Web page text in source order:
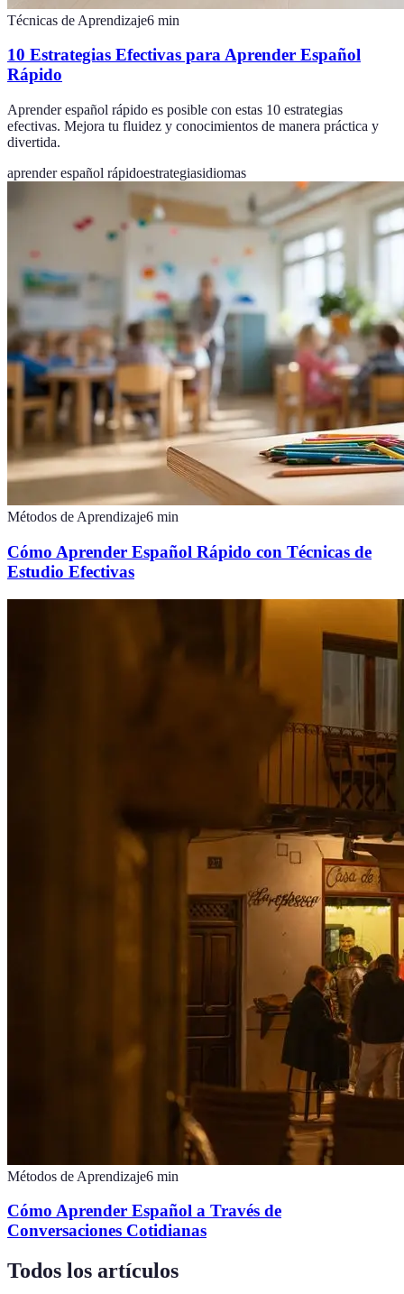
Técnicas de Aprendizaje6 min
10 Estrategias Efectivas para Aprender Español
Rápido
Aprender español rápido es posible con estas 10 estrategias
efectivas. Mejora tu fluidez y conocimientos de manera práctica y
divertida.
aprender español rápidoestrategiasidiomas
Métodos de Aprendizaje6 min
Cómo Aprender Español Rápido con Técnicas de
Estudio Efectivas
Métodos de Aprendizaje6 min
Cómo Aprender Español a Través de
Conversaciones Cotidianas
Todos los artículos